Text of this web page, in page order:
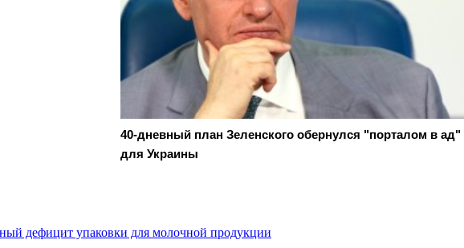
40-дневный план Зеленского обернулся "порталом в ад"
для Украины
дефицит упаковки для молочной продукции